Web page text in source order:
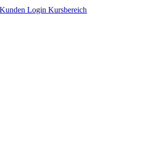
Zum
Kunden Login Kursbereich